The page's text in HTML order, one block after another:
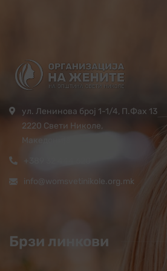
ул. Ленинова број 1-1/4, П.Фах 13
2220 Свети Николе,
Македонија
+389 32 444 620
info@womsvetinikole.org.mk
Брзи линкови